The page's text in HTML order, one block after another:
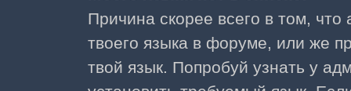
Причина скорее всего в том,
твоего языка в форуме, или же
твой язык. Попробуй узнать у